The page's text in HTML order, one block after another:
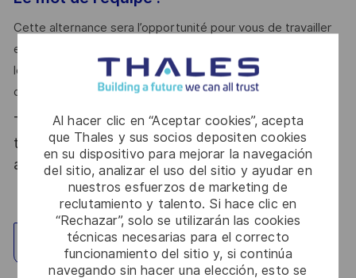
Al hacer clic en “Aceptar cookies”, acepta
que Thales y sus socios depositen cookies
en su dispositivo para mejorar la navegación
del sitio, analizar el uso del sitio y ayudar en
nuestros esfuerzos de marketing de
reclutamiento y talento. Si hace clic en
“Rechazar”, solo se utilizarán las cookies
técnicas necesarias para el correcto
funcionamiento del sitio y, si continúa
navegando sin hacer una elección, esto se
Cette alternance sera l’opportunité pour vous de travailler
en équipe au sein d’une entreprise innovante, de valoriser
les acquis académiques en environnement industriel et
développer de nouvelles.
Thales, entreprise Handi-Engagée, reconnait
tous les talents. La diversité est notre meilleur
atout. Postulez et rejoignez nous !
Explorar ubicación